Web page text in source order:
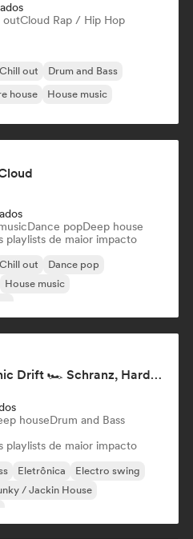
outCloud Rap / Hip Hop
Chill out
Drum and Bass
house House music
Dance popDeep house
playlists de maior impacto
Chill out
Dance pop
House music
Tokyo Electronic Drift 🏎️ Schranz, Hard Techno & Anime EDM
houseDrum and Bass
playlists de maior impacto
Eletrônica
Electro swing
/ Jackin House